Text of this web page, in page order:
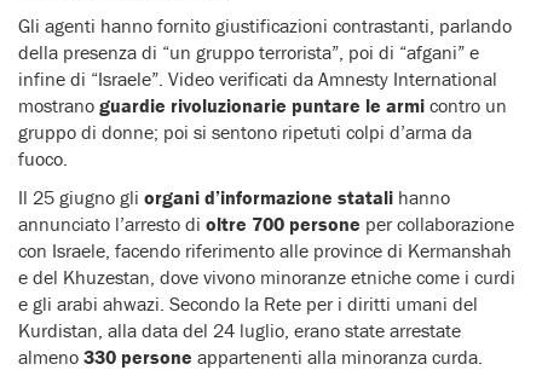
Gli agenti hanno fornito giustificazioni contrastanti, parlando
della presenza di “un gruppo terrorista”, poi di “afgani” e
infine di “Israele”. Video verificati da Amnesty International
mostrano guardie rivoluzionarie puntare le armi contro un
gruppo di donne; poi si sentono ripetuti colpi d’arma da
fuoco.
Il 25 giugno gli organi d’informazione statali hanno
annunciato l’arresto di oltre 700 persone per collaborazione
con Israele, facendo riferimento alle province di Kermanshah
e del Khuzestan, dove vivono minoranze etniche come i curdi
e gli arabi ahwazi. Secondo la Rete per i diritti umani del
Kurdistan, alla data del 24 luglio, erano state arrestate
almeno 330 persone appartenenti alla minoranza curda.